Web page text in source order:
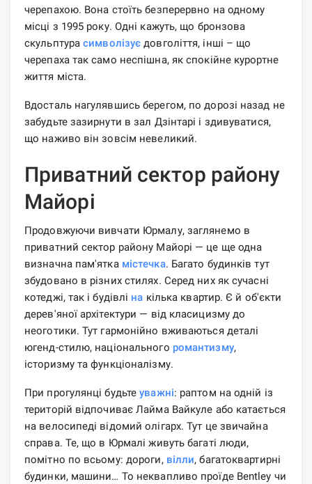
черепахою. Вона стоїть безперервно на одному
місці з 1995 року. Одні кажуть, що бронзова
скульптурасимволізує довголіття, інші – що
черепаха так само неспішна, як спокійне курортне
життя міста.
Вдосталь нагулявшись берегом, по дорозі назад не
забудьте зазирнути в зал Дзінтарі і здивуватися,
що наживо він зовсім невеликий.
Приватний сектор району
Майорі
Продовжуючи вивчати Юрмалу, заглянемо в
приватний сектор району Майорі — це ще одна
визначна пам'ятка містечка. Багато будинків тут
збудовано в різних стилях. Серед них як сучасні
котеджі, так і будівлі на кілька квартир. Є й об'єкти
дерев'яної архітектури — від класицизму до
неоготики. Тут гармонійно вживаються деталі
югенд-стилю, національного романтизму,
історизму та функціоналізму.
При прогулянці будьтеуважні: раптом на одній із
територій відпочиває Лайма Вайкуле або катається
на велосипеді відомий олігарх. Тут це звичайна
справа. Те, що в Юрмалі живуть багаті люди,
помітно по всьому: дороги, вілли, багатоквартирні
будинки, машини… То неквапливо проїде Bentley чи